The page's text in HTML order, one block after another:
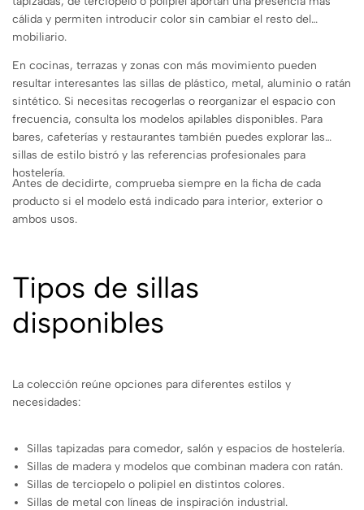
cálida y permiten introducir color sin cambiar el resto del
mobiliario.
En cocinas, terrazas y zonas con más movimiento pueden
resultar interesantes las sillas de plástico, metal, aluminio o ratán
sintético. Si necesitas recogerlas o reorganizar el espacio con
frecuencia, consulta los modelos apilables disponibles. Para
bares, cafeterías y restaurantes también puedes explorar las
sillas de estilo bistró y las referencias profesionales para
hostelería.
Antes de decidirte, comprueba siempre en la ficha de cada
producto si el modelo está indicado para interior, exterior o
ambos usos.
Tipos de sillas
disponibles
La colección reúne opciones para diferentes estilos y
necesidades:
Sillas tapizadas para comedor, salón y espacios de hostelería.
Sillas de madera y modelos que combinan madera con ratán.
Sillas de terciopelo o polipiel en distintos colores.
Sillas de metal con líneas de inspiración industrial.